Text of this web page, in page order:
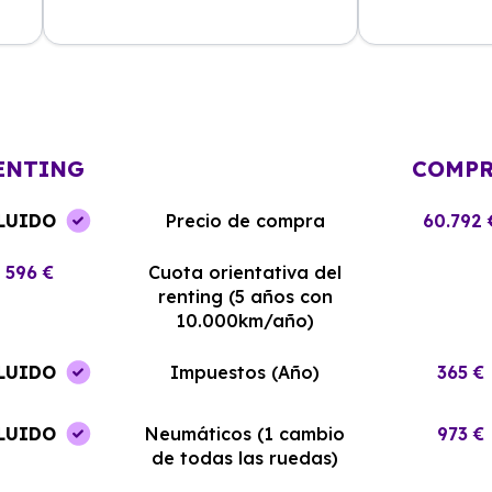
Precio de compra 60.792
596 €
Cuota orientativa del
renting (5 años con
10.000km/año)
Impuestos (Año) 365 €
Neumáticos (1 cambio
de todas las ruedas)
973 €